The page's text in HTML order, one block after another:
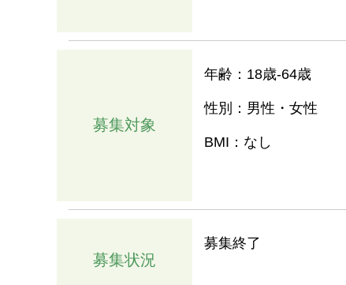
募集対象
年齢：18歳-64歳
性別：男性・女性
BMI：なし
募集状況
募集終了